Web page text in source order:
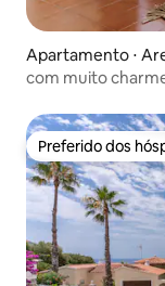
Apartamento ⋅
com muito
Preferido dos
Preferido dos